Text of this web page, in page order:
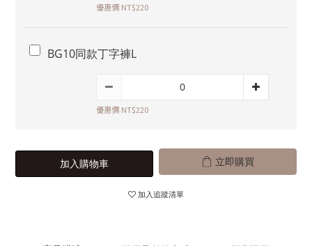
優惠價 NT$220
BG10同款丁字褲L
優惠價 NT$220
加入購物車 立即購買
加入追蹤清單